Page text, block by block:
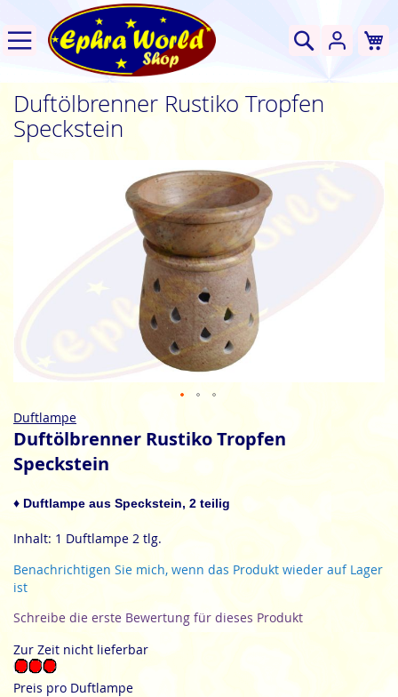
Suche
Duftölbrenner Rustiko Tropfen
Speckstein
Zum
Anfang
Bildgalerie
Duftlampe
Duftölbrenner Rustiko Tropfen
Speckstein
♦ Duftlampe aus Speckstein, 2 teilig
Inhalt: 1 Duftlampe 2 tlg.
Benachrichtigen Sie mich, wenn das Produkt wieder auf Lager
ist
Schreibe die erste Bewertung für dieses Produkt
Zur Zeit nicht lieferbar
Preis pro Duftlampe